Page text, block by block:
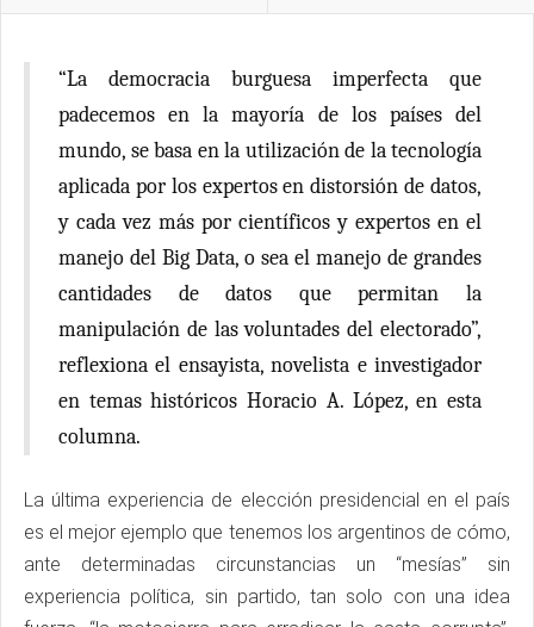
“La democracia burguesa imperfecta que
padecemos en la mayoría de los países del
mundo, se basa en la utilización de la tecnología
aplicada por los expertos en distorsión de datos,
y cada vez más por científicos y expertos en el
manejo del Big Data, o sea el manejo de grandes
cantidades de datos que permitan la
manipulación de las voluntades del electorado”,
reflexiona el ensayista, novelista e investigador
en temas históricos Horacio A. López, en esta
columna.
La última experiencia de elección presidencial en el país
es el mejor ejemplo que tenemos los argentinos de cómo,
ante determinadas circunstancias un “mesías” sin
experiencia política, sin partido, tan solo con una idea